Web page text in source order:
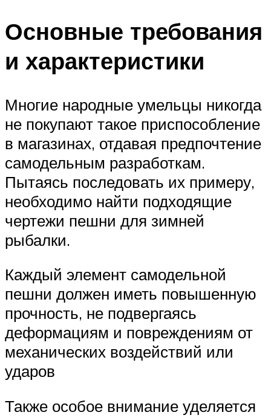
Основные требования
и характеристики
Многие народные умельцы никогда
не покупают такое приспособление
в магазинах, отдавая предпочтение
самодельным разработкам.
Пытаясь последовать их примеру,
необходимо найти подходящие
чертежи пешни для зимней
рыбалки.
Каждый элемент самодельной
пешни должен иметь повышенную
прочность, не подвергаясь
деформациям и повреждениям от
механических воздействий или
ударов
Также особое внимание уделяется